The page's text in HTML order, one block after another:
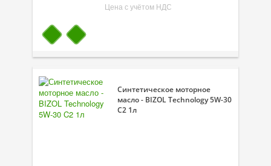
Цена с учётом НДС
Синтетическое моторное
масло - BIZOL Technology 5W-30
C2 1л